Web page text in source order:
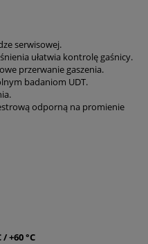
serwisowej.
ułatwia kontrolę gaśnicy.
przerwanie gaszenia.
badaniom UDT.
odporną na promienie
/ +60 °C